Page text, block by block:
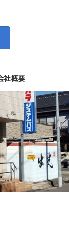
社概要